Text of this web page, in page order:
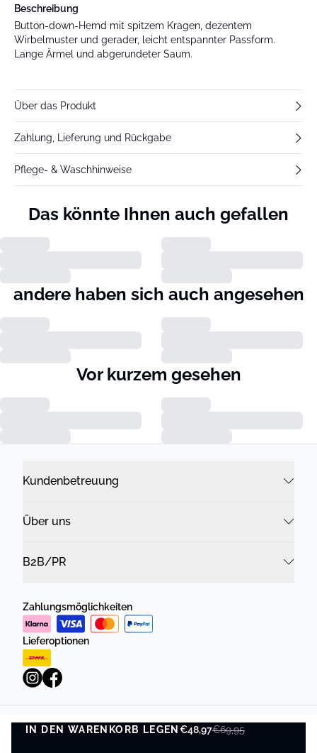
IN DEN WARENKORB LEGEN€48,97€69,95
IN DEN WARENKORB LEGEN
Beschreibung
Button-down-Hemd mit spitzem Kragen, dezentem
Wirbelmuster und gerader, leicht entspannter Passform.
Lange Ärmel und abgerundeter Saum.
Über das Produkt
Zahlung, Lieferung und Rückgabe
Pflege- & Waschhinweise
Das könnte Ihnen auch gefallen
andere haben sich auch angesehen
Vor kurzem gesehen
Kundenbetreuung
Über uns
B2B/PR
Zahlungsmöglichkeiten
Lieferoptionen
Datenschutzrichtlinie Geschäftsbedingungen